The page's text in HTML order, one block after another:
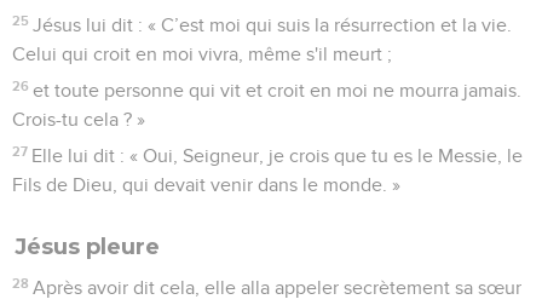
25 Jésus lui dit : « C’est moi qui suis la résurrection et la vie.
Celui qui croit en moi vivra, même s'il meurt ;
26 et toute personne qui vit et croit en moi ne mourra jamais.
Crois-tu cela ? »
27 Elle lui dit : « Oui, Seigneur, je crois que tu es le Messie, le
Fils de Dieu, qui devait venir dans le monde. »
Jésus pleure
28 Après avoir dit cela, elle alla appeler secrètement sa sœur